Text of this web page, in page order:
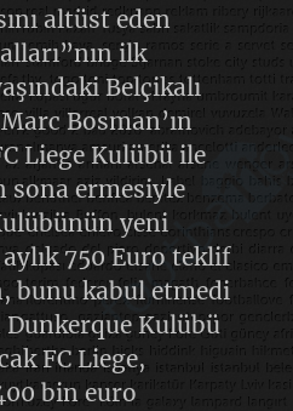
altüst eden
ilk
Belçikalı
Bosman’ın
Liege Kulübü ile
sona ermesiyle
yeni
750 Euro teklif
bunu kabul etmedi
Dunkerque Kulübü
FC Liege,
bin euro